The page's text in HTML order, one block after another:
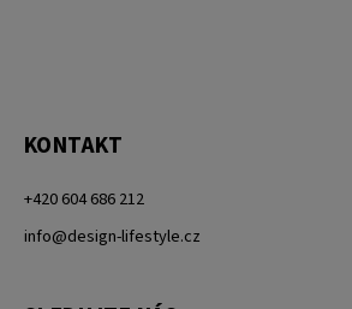
KONTAKT
+420 604 686 212
info@design-lifestyle.cz